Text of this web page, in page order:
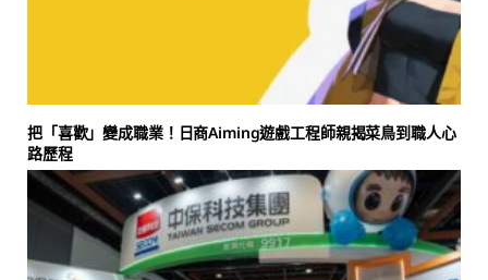
把「喜歡」變成職業！日商Aiming遊戲工程師親揭菜鳥到職人心
路歷程